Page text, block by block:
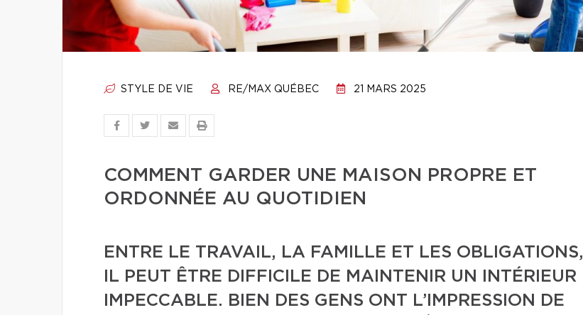
STYLE DE VIE RE/MAX QUÉBEC 21 MARS 2025
COMMENT GARDER UNE MAISON PROPRE ET
ORDONNÉE AU QUOTIDIEN
ENTRE LE TRAVAIL, LA FAMILLE ET LES OBLIGATIONS,
IL PEUT ÊTRE DIFFICILE DE MAINTENIR UN INTÉRIEUR
IMPECCABLE. BIEN DES GENS ONT L’IMPRESSION DE